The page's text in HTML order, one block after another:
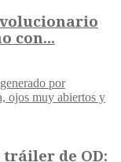
con...
de OD: